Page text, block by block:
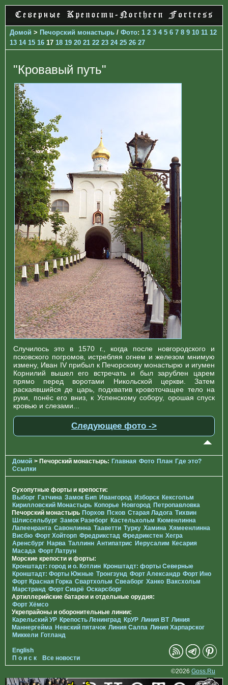
Домой > Печорcкий монастырь / Фото: 1 2 3 4 5 6 7 8 9 10 11 12
13 14 15 16 17 18 19 20 21 22 23 24 25 26 27
"Кровавый путь"
Случилось это в 1570 г., когда после новгородского и
псковского погромов, истребляя огнем и железом мнимую
измену, Иван IV прибыл к Печорскому монастырю и игумен
Корнилий вышел его встречать и был зарублен царем
прямо перед воротами Никольской церкви. Затем
раскаявшийся де царь, подхватив кровоточащее тело на
руки, понёс его вниз, к Успенскому собору, орошая спуск
кровью и слезами...
Следующее фото ->
Домой > Печорcкий монастырь: Главная Фото План Где это?
Ссылки
Сухопутные форты и крепости:
Выборг Гатчина Замок Бип Ивангород Изборск Кексгольм
Кирилловский Монастырь Копорье Новгород Петропавловка
Печорcкий монастырь Порхов Псков Старая Ладога Тихвин
Шлиссельбург Замок Разеборг Кастельхольм Кюменлинна
Лапеенранта Савонлинна Тааветти Турку Хамина Хямеенлинна
Висбю Форт Хойторп Фредрикстад Фредрикстен Хегра
Аренсбург Нарва Таллинн Антипатрис Иерусалим Кесария
Масада Форт Латрун
Морские крепости и форты:
Кронштадт: город и о. Котлин Кронштадт: форты Северные
Кронштадт: Форты Южные Тронгзунд Форт Александр Форт Ино
Форт Красная Горка Свартхольм Свеаборг Ханко Ваксхольм
Марстранд Форт Сиарё Оскарсборг
Артиллерийские батареи и отдельные орудия:
Форт Хёмсо
Укрепрайоны и оборонительные линии:
Карельский УР Крепость Ленинград КрУР Линия ВТ Линия
Маннергейма Невский пятачок Линия Салпа Линия Харпарског
Миккели Готланд
English
П о и с к
Все новости
©2026 Goss.Ru